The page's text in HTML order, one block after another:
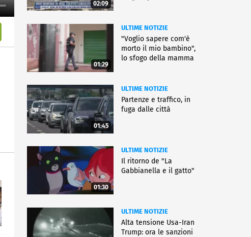
02:09
01:29
ULTIME NOTIZIE
"Voglio sapere com'è
morto il mio bambino",
lo sfogo della mamma
01:45
ULTIME NOTIZIE
Partenze e traffico, in
fuga dalle città
01:30
ULTIME NOTIZIE
Il ritorno de "La
Gabbianella e il gatto"
ULTIME NOTIZIE
Alta tensione Usa-Iran
Trump: ora le sanzioni